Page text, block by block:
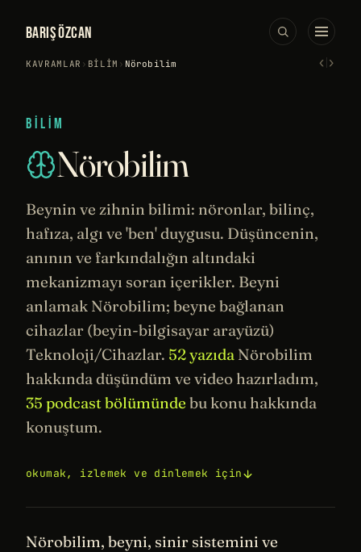
BARIŞ ÖZCAN
KAVRAMLAR › BILIM › Nörobilim ‹›
BILIM
Nörobilim
Beynin ve zihnin bilimi: nöronlar, bilinç,
hafıza, algı ve 'ben' duygusu. Düşüncenin,
anının ve farkındalığın altındaki
mekanizmayı soran içerikler. Beyni
anlamak Nörobilim; beyne bağlanan
cihazlar (beyin-bilgisayar arayüzü)
Teknoloji/Cihazlar. 52 yazıda Nörobilim
hakkında düşündüm ve video hazırladım,
35 podcast bölümünde bu konu hakkında
konuştum.
okumak, izlemek ve dinlemek için
Nörobilim, beyni, sinir sistemini ve